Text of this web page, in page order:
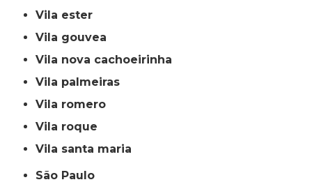
vila ester
vila gouvea
vila nova cachoeirinha
vila palmeiras
vila romero
vila roque
vila santa maria
São Paulo